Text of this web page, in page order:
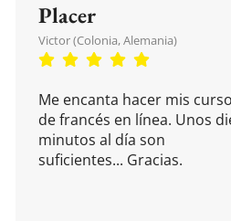
Placer
Victor (Colonia, Alemania)
Me encanta hacer mis
de francés en línea. Unos
minutos al día son
suficientes... Gracias.